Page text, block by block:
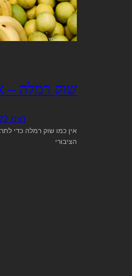
שוק רמלה –
דצמ 22, 2018
אין כמו שוק רמלה כדי
הציבורי